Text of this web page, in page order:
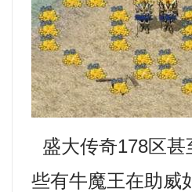
盛大传奇178区
些有牛魔王在助威